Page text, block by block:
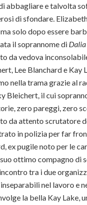
abbagliare e talvolta
di sfondare.
ma solo dopo essere
il soprannome di
da vedova
Lee Blanchard e Kay
nella trama grazie al
Bleichert, il cui
zero pareggi, zero
da attento scrutatore
in polizia per far
ex pugile noto per le
ottimo compagno di
tra i due
nel lavoro e
la bella Kay Lake,